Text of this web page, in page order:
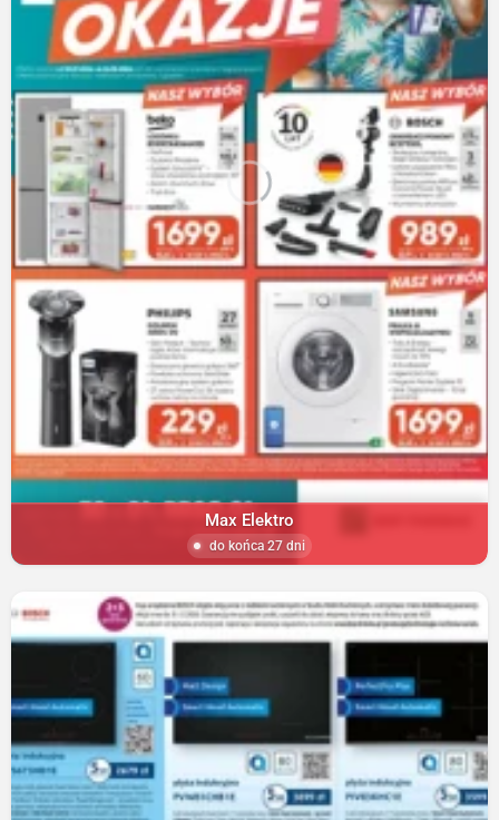
Max Elektro
do końca 27 dni